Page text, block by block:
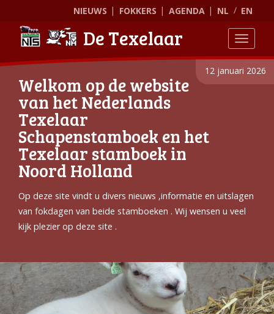
NIEUWS FOKKERS AGENDA NL EN
De Texelaar
12 januari 2026
Welkom op de website
van het Nederlands
Texelaar
Schapenstamboek en het
Texelaar stamboek in
Noord Holland
Op deze site vindt u divers nieuws ,informatie en uitslagen
van fokdagen van beide stamboeken . Wij wensen u veel
kijk plezier op deze site .